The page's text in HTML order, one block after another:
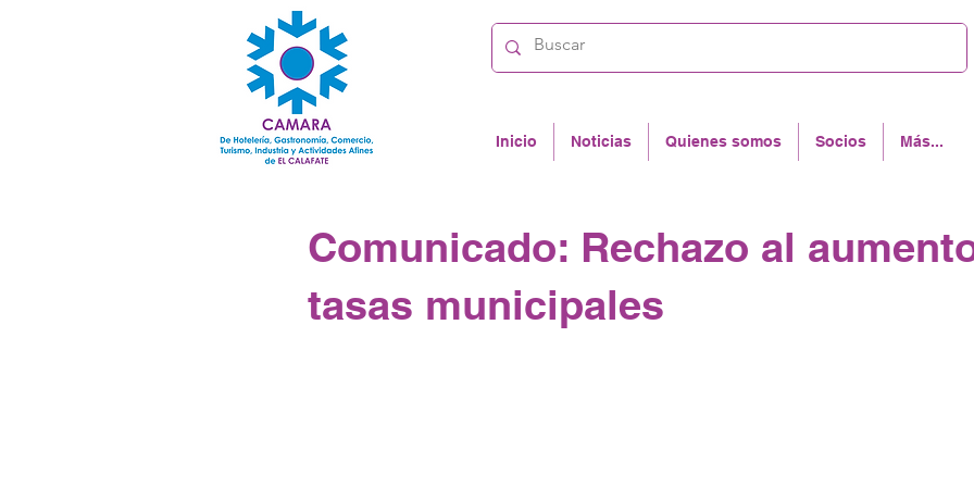
Inicio Noticias Quienes somos Socios Más...
Comunicado: Rechazo al
tasas municipales